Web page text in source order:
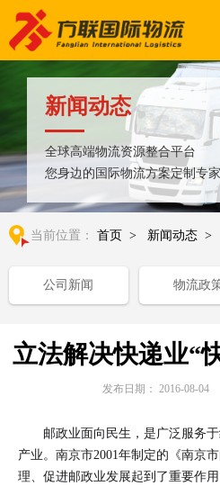
新闻动态
全球高端物流资源整合平台
您身边的国际物流方案定制专家
当前位置： 首页 > 新闻动态 >
公司新闻 物流政
立法解决快递业“
发布日期： 2016-08-04
邮政业面向民生，是广泛服务
产业。南京市2001年制定的《南京
理、促进邮政业发展起到了重要作用